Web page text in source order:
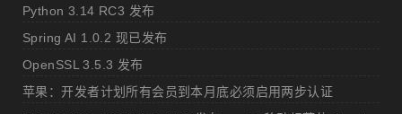
Python 3.14 RC3 发布
Spring AI 1.0.2 现已发布
OpenSSL 3.5.3 发布
苹果：开发者计划所有会员到本月底必须启用两步认证